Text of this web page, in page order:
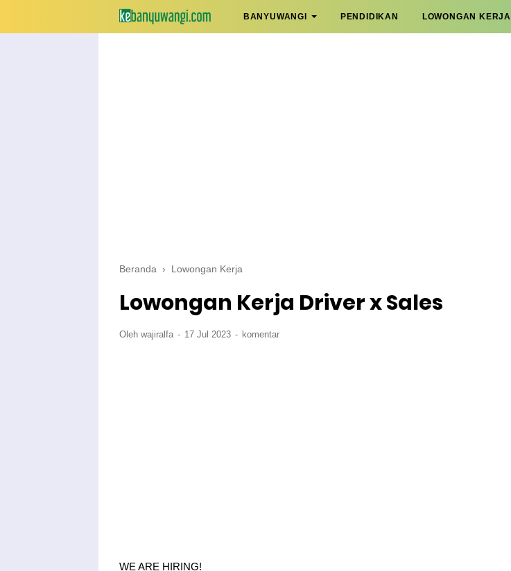
BANYUWANGI PENDIDIKAN LOWONGAN KERJA
Beranda › Lowongan Kerja
Lowongan Kerja Driver x Sales
Oleh wajiralfa 17 Jul 2023 komentar
WE ARE HIRING!